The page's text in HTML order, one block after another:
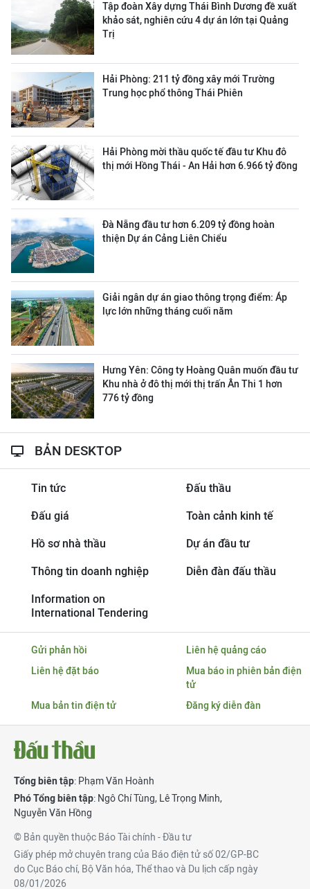
Tập đoàn Xây dựng Thái Bình Dương đề xuất
khảo sát, nghiên cứu 4 dự án lớn tại Quảng
Trị
Hải Phòng: 211 tỷ đồng xây mới Trường
Trung học phổ thông Thái Phiên
Hải Phòng mời thầu quốc tế đầu tư Khu đô
thị mới Hồng Thái - An Hải hơn 6.966 tỷ đồng
Đà Nẵng đầu tư hơn 6.209 tỷ đồng hoàn
thiện Dự án Cảng Liên Chiểu
Giải ngân dự án giao thông trọng điểm: Áp
lực lớn những tháng cuối năm
Hưng Yên: Công ty Hoàng Quân muốn đầu tư
Khu nhà ở đô thị mới thị trấn Ân Thi 1 hơn
776 tỷ đồng
BẢN DESKTOP
Tin tức Đấu thầu
Đấu giá Toàn cảnh kinh tế
Hồ sơ nhà thầu Dự án đầu tư
Thông tin doanh nghiệp Diễn đàn đấu thầu
Information on
International Tendering
Gửi phản hồi
Liên hệ quảng cáo
Liên hệ đặt báo
Mua báo in phiên bản điện
tử
Mua bản tin điện tử
Đăng ký diễn đàn
Tổng biên tập: Phạm Văn Hoành
Phó Tổng biên tập: Ngô Chí Tùng, Lê Trọng Minh,
Nguyễn Văn Hồng
© Bản quyền thuộc Báo Tài chính - Đầu tư
Giấy phép mở chuyên trang của Báo điện tử số 02/GP-BC
do Cục Báo chí, Bộ Văn hóa, Thể thao và Du lịch cấp ngày
08/01/2026